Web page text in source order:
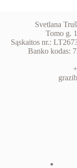
Svetlana
Tomo g.
Sąskaitos nr.:
Banko kodas: